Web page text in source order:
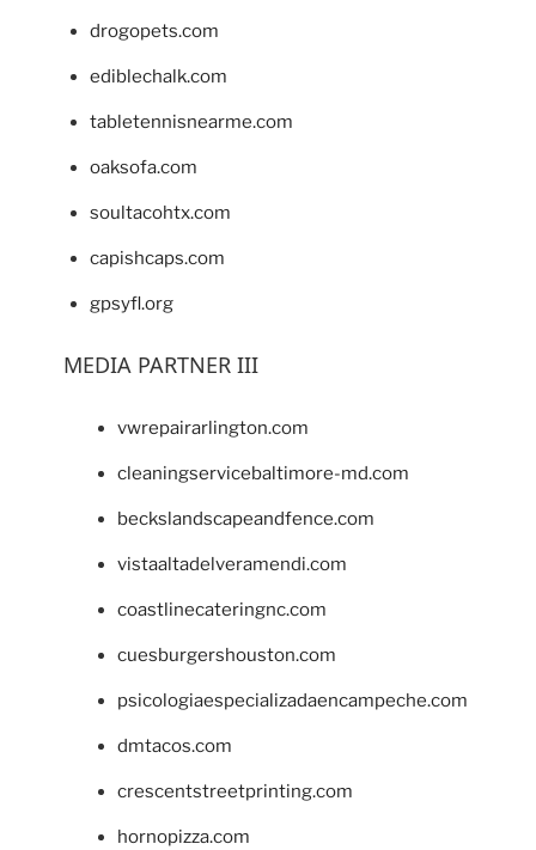
drogopets.com
ediblechalk.com
tabletennisnearme.com
oaksofa.com
soultacohtx.com
capishcaps.com
gpsyfl.org
MEDIA PARTNER III
vwrepairarlington.com
cleaningservicebaltimore-md.com
beckslandscapeandfence.com
vistaaltadelveramendi.com
coastlinecateringnc.com
cuesburgershouston.com
psicologiaespecializadaencampeche.com
dmtacos.com
crescentstreetprinting.com
hornopizza.com